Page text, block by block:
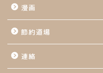
漫画
節約道場
連絡